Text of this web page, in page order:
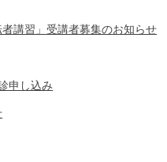
講習」受講者募集のお知らせ
申し込み